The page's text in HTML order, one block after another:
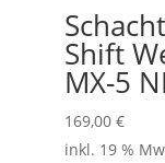
Shift
MX-5
169,00 €
inkl. 19 %